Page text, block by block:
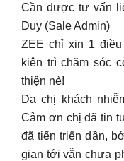
Cần được tư vấn
Duy (Sale Admin)
ZEE chỉ xin 1
kiên trì chăm sóc
thiện nè!
Da chị khách
Cảm ơn chị đã tin
đã tiến triển dần,
gian tới vẫn chưa